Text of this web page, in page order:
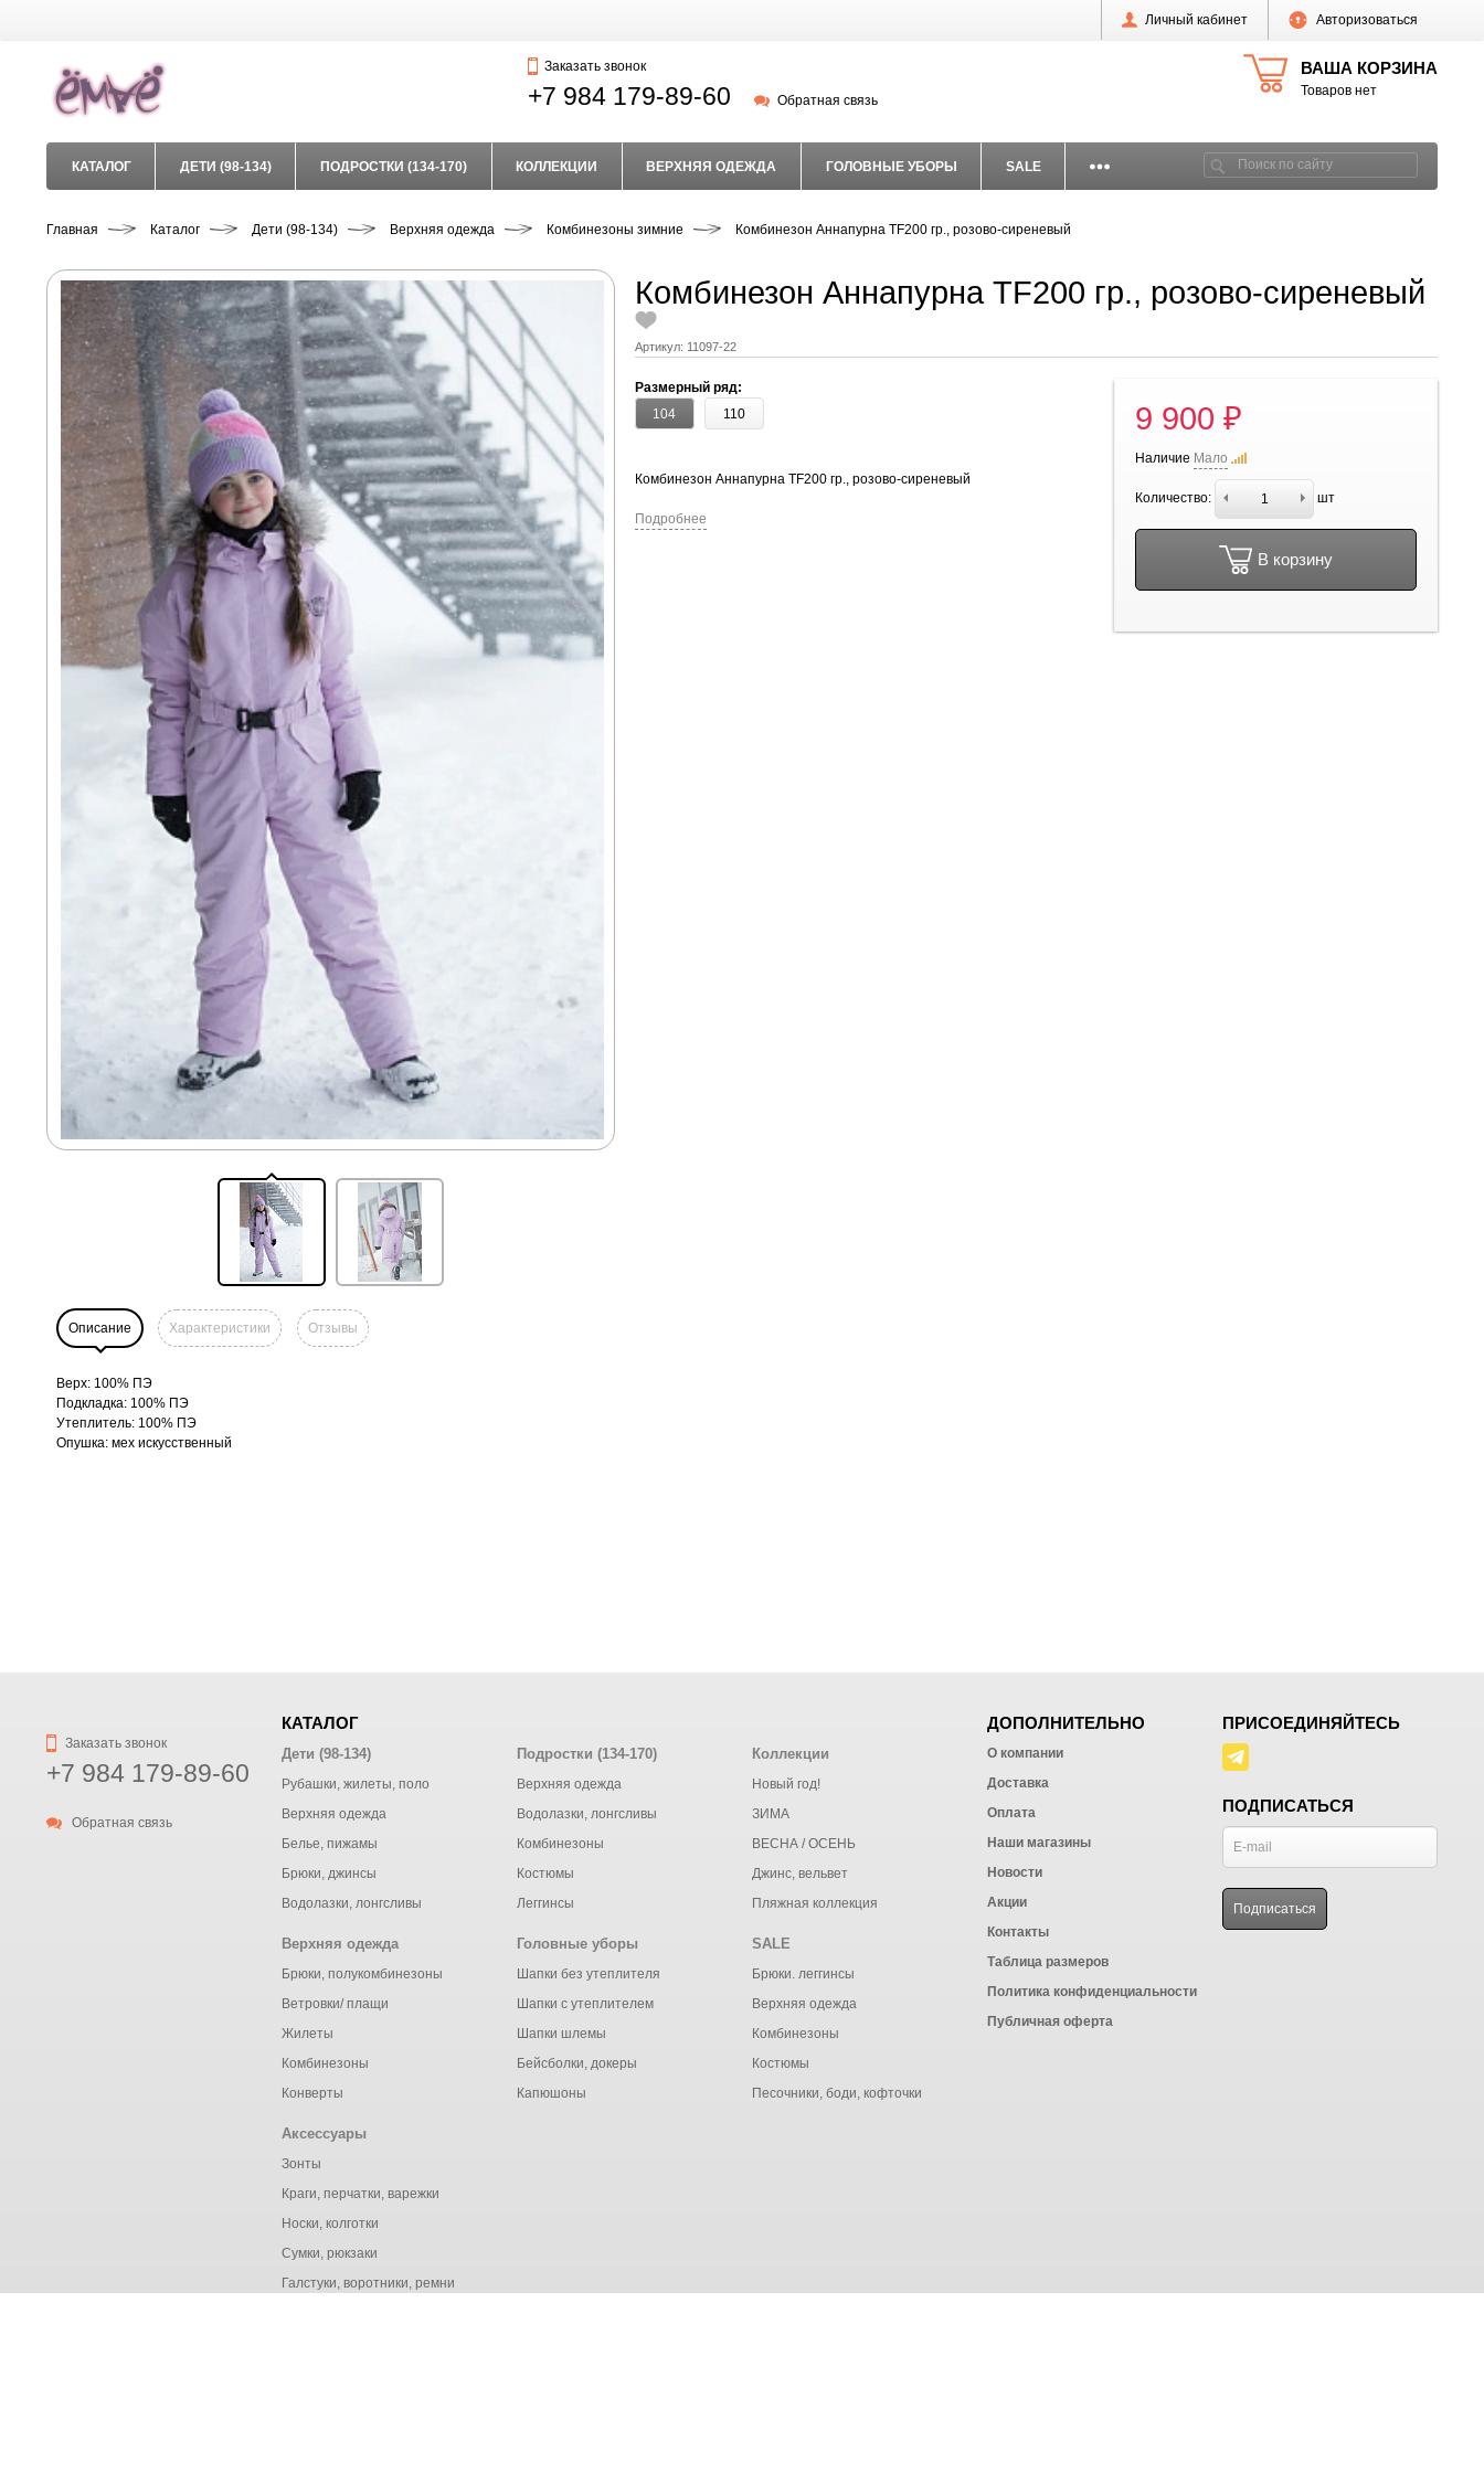
Личный кабинет Авторизоваться
ВАША КОРЗИНА
Товаров нет
Заказать звонок
+7 984 179-89-60 Обратная связь
КАТАЛОГ ДЕТИ (98-134) ПОДРОСТКИ (134-170) КОЛЛЕКЦИИ ВЕРХНЯЯ ОДЕЖДА ГОЛОВНЫЕ УБОРЫ SALE
Главная Каталог Дети (98-134) Верхняя одежда Комбинезоны зимние Комбинезон Аннапурна TF200 гр., розово-сиреневый
Комбинезон Аннапурна TF200 гр., розово-сиреневый
Артикул: 11097-22
Размерный ряд:
104
110
Комбинезон Аннапурна TF200 гр., розово-сиреневый
Подробнее
9 900 ₽
Наличие Мало
Количество: шт
В корзину
Описание Характеристики Отзывы
Верх: 100% ПЭ
Подкладка: 100% ПЭ
Утеплитель: 100% ПЭ
Опушка: мех искусственный
Заказать звонок
+7 984 179-89-60
Обратная связь
КАТАЛОГ
Дети (98-134)
Рубашки, жилеты, поло
Верхняя одежда
Белье, пижамы
Брюки, джинсы
Водолазки, лонгсливы
Подростки (134-170)
Верхняя одежда
Водолазки, лонгсливы
Комбинезоны
Костюмы
Леггинсы
Коллекции
Новый год!
ЗИМА
ВЕСНА / ОСЕНЬ
Джинс, вельвет
Пляжная коллекция
Верхняя одежда
Брюки, полукомбинезоны
Ветровки/ плащи
Жилеты
Комбинезоны
Конверты
Головные уборы
Шапки без утеплителя
Шапки с утеплителем
Шапки шлемы
Бейсболки, докеры
Капюшоны
SALE
Брюки. леггинсы
Верхняя одежда
Комбинезоны
Костюмы
Песочники, боди, кофточки
Аксессуары
Зонты
Краги, перчатки, варежки
Носки, колготки
Сумки, рюкзаки
Галстуки, воротники, ремни
ДОПОЛНИТЕЛЬНО
О компании
Доставка
Оплата
Наши магазины
Новости
Акции
Контакты
Таблица размеров
Политика конфиденциальности
Публичная оферта
ПРИСОЕДИНЯЙТЕСЬ
ПОДПИСАТЬСЯ